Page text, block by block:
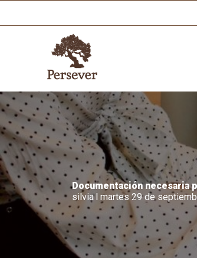
contenido
Documentación necesaria
silvia I martes 29 de